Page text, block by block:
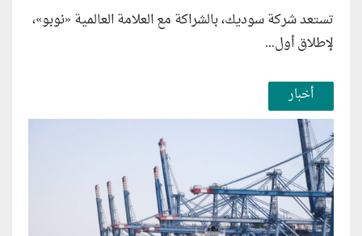
تستعد شركة سوديك، بالشراكة مع العلامة العالمية «نوبو»،
لإطلاق أول...
أخبار